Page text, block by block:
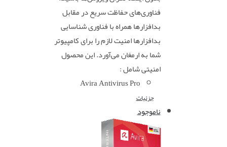
فناوری‌های حفاظت سریع در مقابل
بدافزارها همراه با فناوری شناسایی
بدافزارها امنیت لازم را برای کامپیوتر
شما به ارمغان می‌آورد. این محصول
امنیتی شامل :
Avira Antivirus Pro
جزئیات
ناموجود